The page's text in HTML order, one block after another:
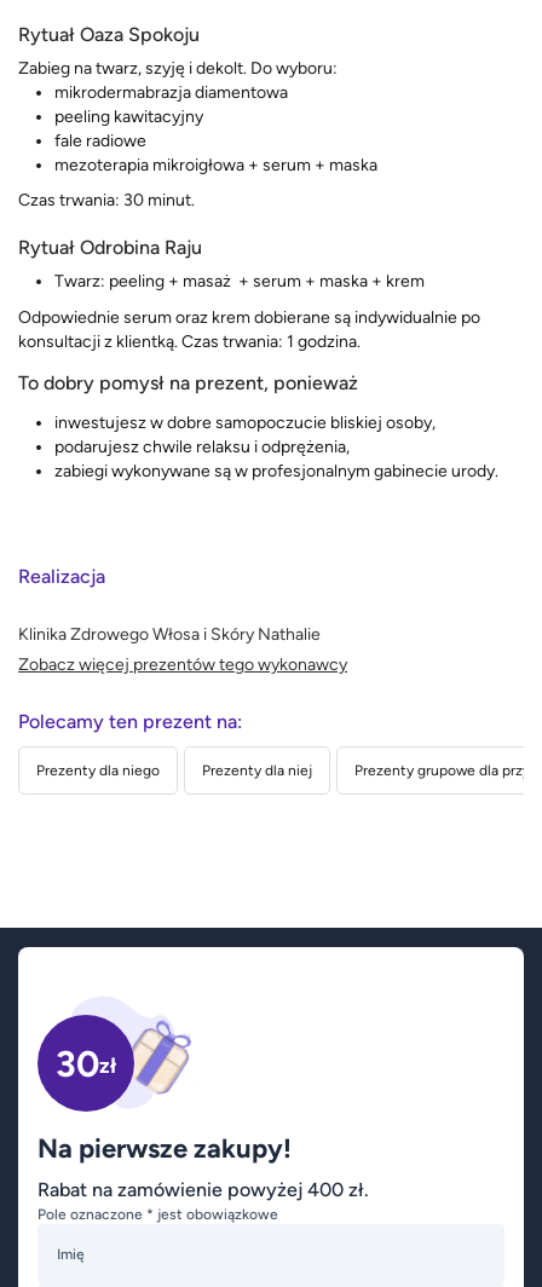
Rytuał Oaza Spokoju
Zabieg na twarz, szyję i dekolt. Do wyboru:
mikrodermabrazja diamentowa
peeling kawitacyjny
fale radiowe
mezoterapia mikroigłowa + serum + maska
Czas trwania: 30 minut.
Rytuał Odrobina Raju
Twarz: peeling + masaż + serum + maska + krem
Odpowiednie serum oraz krem dobierane są indywidualnie po
konsultacji z klientką. Czas trwania: 1 godzina.
To dobry pomysł na prezent, ponieważ
inwestujesz w dobre samopoczucie bliskiej osoby,
podarujesz chwile relaksu i odprężenia,
zabiegi wykonywane są w profesjonalnym gabinecie urody.
Realizacja
Klinika Zdrowego Włosa i Skóry Nathalie
Zobacz więcej prezentów tego wykonawcy
Polecamy ten prezent na:
Prezenty dla niego Prezenty dla niej Prezenty grupowe dla
30zł
Na pierwsze zakupy!
Rabat na zamówienie powyżej 400 zł.
Pole oznaczone * jest obowiązkowe
Imię